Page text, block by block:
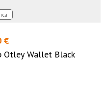
€
Otley Wallet Black